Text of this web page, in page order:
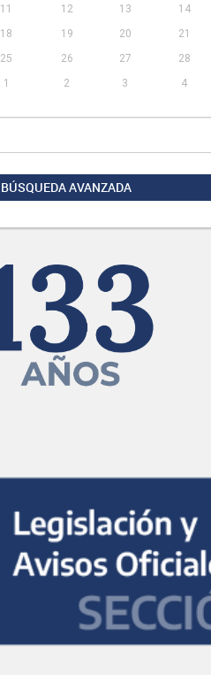
11 12 13
14
18 19 20
21
25 26 27
28
1 2 3 4
BÚSQUEDA AVANZADA